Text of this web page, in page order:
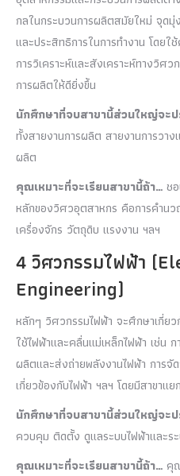
กลในกระบวนการผลิตสมัยใหม่ จุดมุ่
และประสิทธิการในการทำงาน โดย
การวิเคราะห์และสังเคราะห์ทางวิศ
การผลิตให้ดียิ่งขึ้น
นักศึกษาที่จบสาขานี้ส่วนใหญ่จะ
ทั้งสายงานการผลิต สายงานการวา
ผลิต
คุณเหมาะที่จะเรียนสาขานี้ถ้า… ช
หลักของวิศวอุตสาหกร คือการคำน
เครื่องจักร วัตถุดิบ แรงงาน ฯลฯ
4 วิศวกรรมไฟฟ้า
Engineering)
หลักๆ วิศวกรรมไฟฟ้า จะศึกษาเกี่ย
ใช้ไฟฟ้าและคลื่นแม่เหล็กไฟฟ้า เช่น
ผลิตและส่งถ่ายพลังงานไฟฟ้า การ
เกี่ยวข้องกับไฟฟ้า ฯลฯ โดยมีสาขาแ
นักศึกษาที่จบสาขานี้ส่วนใหญ่จะ
ควบคุม ติดตั้ง ดูแลระบบไฟฟ้าและ
คุณเหมาะที่จะเรียนสาขานี้ถ้า… คุ